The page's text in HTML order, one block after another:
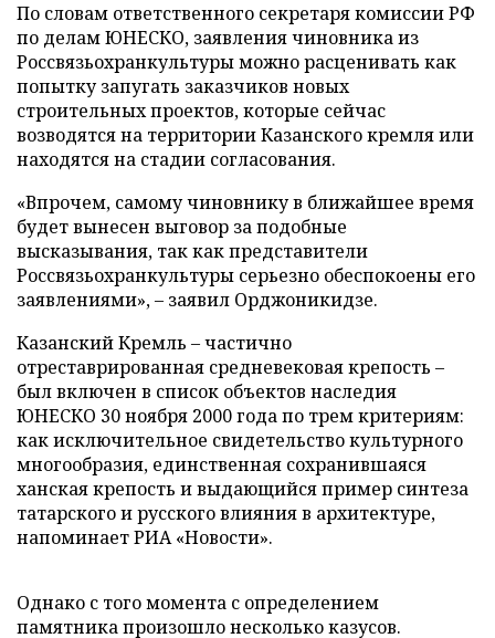
По словам ответственного секретаря комиссии РФ
по делам ЮНЕСКО, заявления чиновника из
Россвязьохранкультуры можно расценивать как
попытку запугать заказчиков новых
строительных проектов, которые сейчас
возводятся на территории Казанского кремля или
находятся на стадии согласования.
«Впрочем, самому чиновнику в ближайшее время
будет вынесен выговор за подобные
высказывания, так как представители
Россвязьохранкультуры серьезно обеспокоены его
заявлениями», – заявил Орджоникидзе.
Казанский Кремль – частично
отреставрированная средневековая крепость –
был включен в список объектов наследия
ЮНЕСКО 30 ноября 2000 года по трем критериям:
как исключительное свидетельство культурного
многообразия, единственная сохранившаяся
ханская крепость и выдающийся пример синтеза
татарского и русского влияния в архитектуре,
напоминает РИА «Новости».
Однако с того момента с определением
памятника произошло несколько казусов.